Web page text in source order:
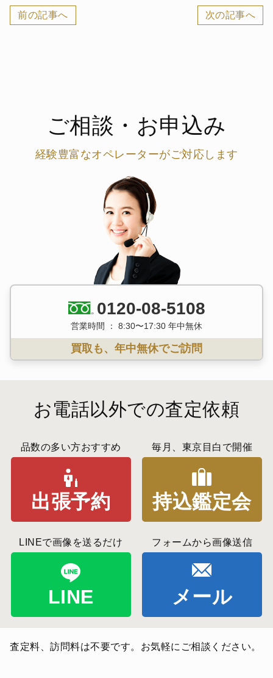
前の記事へ 次の記事へ
ご相談・お申込み
経験豊富なオペレーターがご対応します
0120-08-5108
営業時間 ： 8:30〜17:30 年中無休
買取も、年中無休でご訪問
お電話以外での査定依頼
品数の多い方おすすめ
出張予約
毎月、東京目白で開催
持込鑑定会
LINEで画像を送るだけ
LINE
フォームから画像送信
メール
査定料、訪問料は不要です。お気軽にご相談ください。